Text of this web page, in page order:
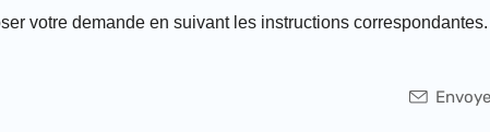
votre demande en suivant les instructions correspondantes.